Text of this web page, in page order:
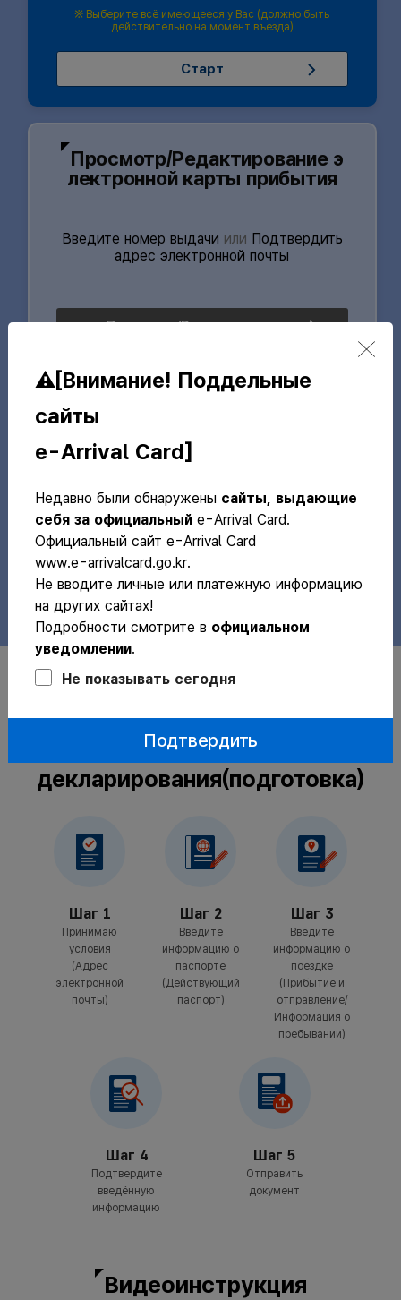
※ Выберите всё имеющееся у Вас (должно быть
действительно на момент въезда)
Старт
Просмотр/Редактирование э
лектронной карты прибытия
Введите номер выдачи или Подтвердить
адрес электронной почты
Введите
номер
выдачи
адрес
электронной
Просмотр/Редактирование
Объявления
Процедура аутентификации пользователей при
Уведомление о задержках в получении
Руководство пользователя по подаче
Информация о системе электронной карты
Notice of Service Interruption for the E-Arrival Card
25/12/10
Процедура
декларирования(подготовка)
Шаг 1
Принимаю
условия
(Адрес
электронной
почты)
Шаг 2
Введите
информацию о
паспорте
(Действующий
паспорт)
Шаг 3
Введите
информацию о
поездке
(Прибытие и
отправление/
Информация о
пребывании)
Шаг 4
Подтвердите
введённую
информацию
Шаг 5
Отправить
документ
Видеоинструкция
⚠️[Внимание! Поддельные
сайты
e-Arrival Card]
Недавно были обнаружены сайты, выдающие
себя за официальныйe-Arrival Card.
Официальный сайт e-Arrival Card
www.e-arrivalcard.go.kr.
Не вводите личные или платежную информацию
на других сайтах!
Подробности смотрите в официальном
уведомлении.
Не показывать сегодня
Подтвердить